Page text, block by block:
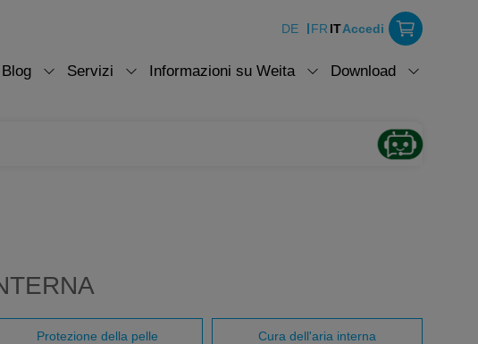
DE FR ITAccedi
Blog Servizi Informazioni su Weita Download
Protezione della pelle Cura dell'aria interna